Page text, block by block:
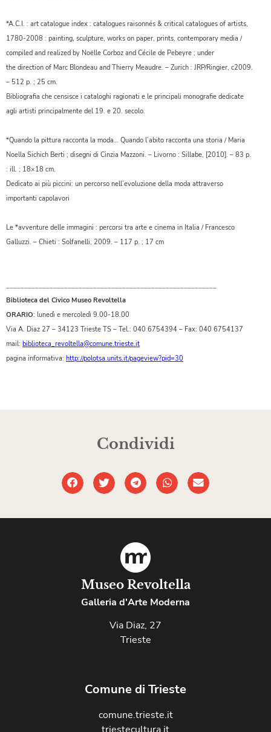
*A.C.I. : art catalogue index : catalogues raisonnés & critical catalogues of artists,
1780-2008 : painting, sculpture, works on paper, prints, contemporary media /
compiled and realized by Noëlle Corboz and Cécile de Pebeyre ; under
the direction of Marc Blondeau and Thierry Meaudre. – Zurich : JRP/Ringier, c2009.
– 512 p. ; 25 cm.
Bibliografia che censisce i cataloghi ragionati e le principali monografie dedicate
agli artisti principalmente del 19. e 20. secolo.
*Quando la pittura racconta la moda… Quando l’abito racconta una storia / Maria
Noella Sichich Berti ; disegni di Cinzia Mazzoni. – Livorno : Sillabe, [2010]. – 83 p.
: ill. ; 18×18 cm.
Dedicato ai più piccini: un percorso nell’evoluzione della moda attraverso
importanti capolavori
Le *avventure delle immagini : percorsi tra arte e cinema in Italia / Francesco
Galluzzi. – Chieti : Solfanelli, 2009. – 117 p. ; 17 cm
Biblioteca del Civico Museo Revoltella
ORARIO: lunedì e mercoledì 9.00-18.00
Via A. Diaz 27 – 34123 Trieste TS – Tel.: 040 6754394 – Fax: 040 6754137
mail: biblioteca_revoltella@comune.trieste.it
pagina informativa: http://polotsa.units.it/pageview?pid=30
Condividi
Museo Revoltella
Galleria d'Arte Moderna
Via Diaz, 27
Trieste
Comune di Trieste
comune.trieste.it
triestecultura.it